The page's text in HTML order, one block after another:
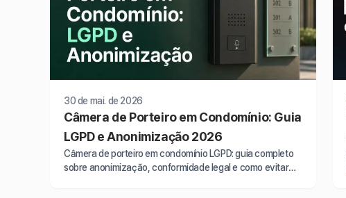
30 de mai. de 2026
Câmera de Porteiro em Condomínio: Guia
LGPD e Anonimização 2026
Câmera de porteiro em condomínio LGPD: guia completo
sobre anonimização, conformidade legal e como evitar